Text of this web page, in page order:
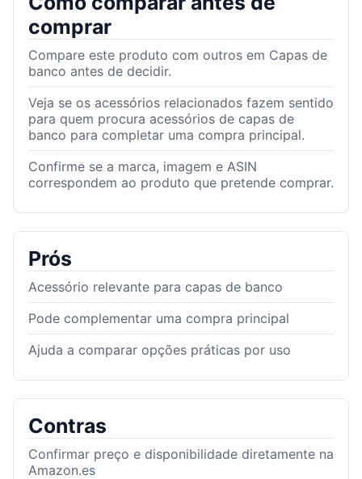
comprar
Compare este produto com outros em Capas de
banco antes de decidir.
Veja se os acessórios relacionados fazem sentido
para quem procura acessórios de capas de
banco para completar uma compra principal.
Confirme se a marca, imagem e ASIN
correspondem ao produto que pretende comprar.
Prós
Acessório relevante para capas de banco
Pode complementar uma compra principal
Ajuda a comparar opções práticas por uso
Contras
Confirmar preço e disponibilidade diretamente na
Amazon.es